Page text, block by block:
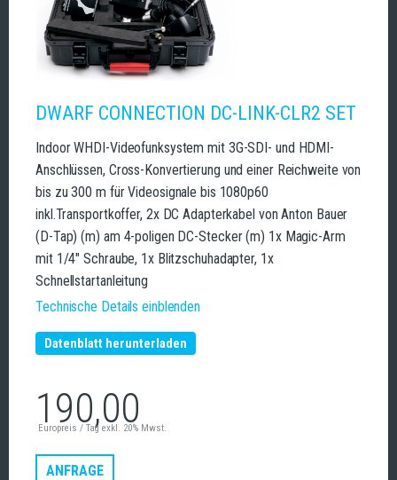
DWARF CONNECTION DC-LINK-CLR2 SET
Indoor WHDI-Videofunksystem mit 3G-SDI- und HDMI-
Anschlüssen, Cross-Konvertierung und einer Reichweite von
bis zu 300 m für Videosignale bis 1080p60
inkl.Transportkoffer, 2x DC Adapterkabel von Anton Bauer
(D-Tap) (m) am 4-poligen DC-Stecker (m) 1x Magic-Arm
mit 1/4" Schraube, 1x Blitzschuhadapter, 1x
Schnellstartanleitung
Technische Details einblenden
Datenblatt herunterladen
190,00
Europreis / Tag exkl. 20% Mwst.
ANFRAGE